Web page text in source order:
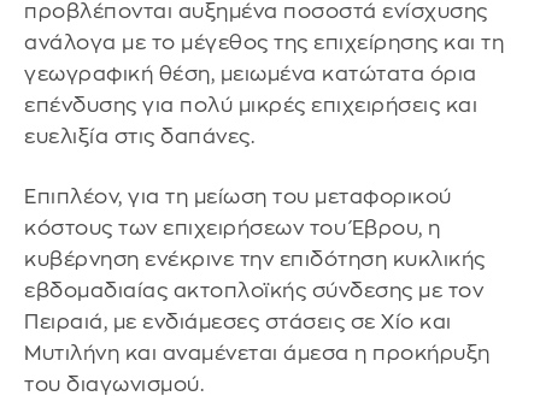
προβλέπονται αυξημένα ποσοστά ενίσχυσης
ανάλογα με το μέγεθος της επιχείρησης και τη
γεωγραφική θέση, μειωμένα κατώτατα όρια
επένδυσης για πολύ μικρές επιχειρήσεις και
ευελιξία στις δαπάνες.
Επιπλέον, για τη μείωση του μεταφορικού
κόστους των επιχειρήσεων του Έβρου, η
κυβέρνηση ενέκρινε την επιδότηση κυκλικής
εβδομαδιαίας ακτοπλοϊκής σύνδεσης με τον
Πειραιά, με ενδιάμεσες στάσεις σε Χίο και
Μυτιλήνη και αναμένεται άμεσα η προκήρυξη
του διαγωνισμού.